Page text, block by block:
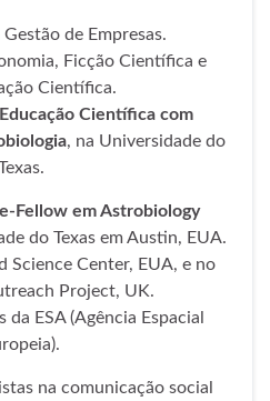
de Empresas.
Ficção Científica e
Científica.
Científica com
, na Universidade
Texas.
Fellow em Astrobiology
do Texas em Austin,
EUA.
Science Center, EUA, e no
Project, UK.
da ESA (Agência Espacial